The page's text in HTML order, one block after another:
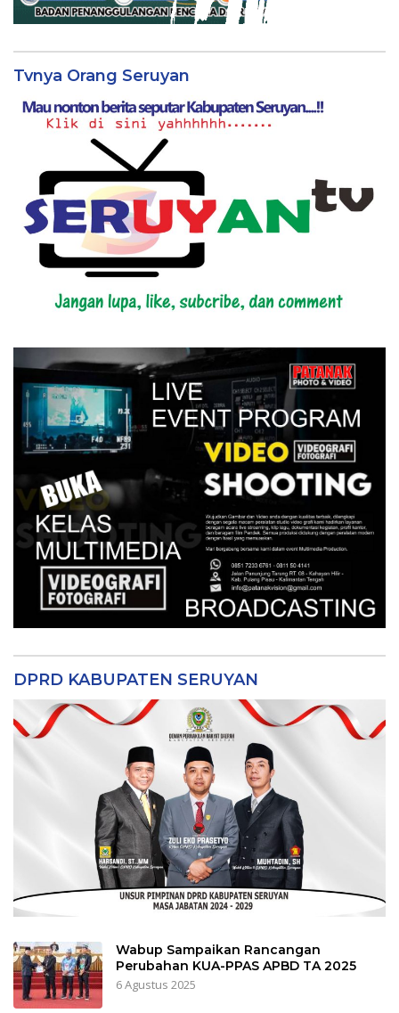
Tvnya Orang Seruyan
DPRD KABUPATEN SERUYAN
Wabup Sampaikan Rancangan
Perubahan KUA-PPAS APBD TA 2025
6 Agustus 2025